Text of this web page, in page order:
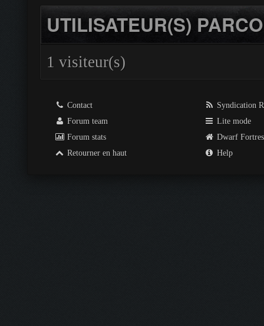
UTILISATEUR(S)
1 visiteur(s)
Contact
Forum team
Forum stats
Retourner en haut
Syndication
Lite mode
Dwarf
Help